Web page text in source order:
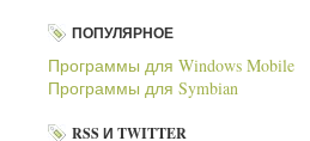
ПОПУЛЯРНОЕ
Программы для Windows Mobile
Программы для Symbian
RSS И TWITTER